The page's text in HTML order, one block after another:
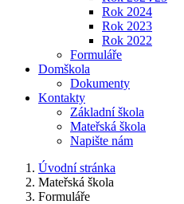
Rok 2024
Rok 2023
Rok 2022
Formuláře
Domškola
Dokumenty
Kontakty
Základní škola
Mateřská škola
Napište nám
Úvodní stránka
Mateřská škola
Formuláře